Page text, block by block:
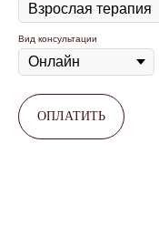
Вид консультации
ОПЛАТИТЬ